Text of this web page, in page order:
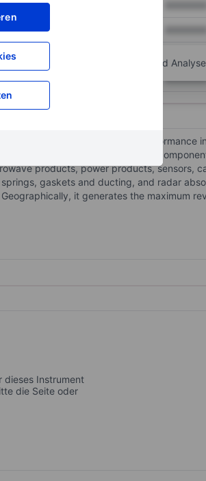
um Zugriff auf mehr Diagramm- und
in applications that require performance
engineered electronic
products, power products, sensors,
gaskets and ducting, and radar
it generates the maximum
dieses Instrument
die Seite oder